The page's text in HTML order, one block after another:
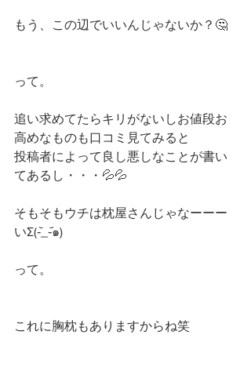
もう、この辺でいいんじゃないか？🤔
って。
追い求めてたらキリがないしお値段お
高めなものも口コミ見てみると
投稿者によって良し悪しなことが書い
てあるし・・・💦💦
そもそもウチは枕屋さんじゃなーーー
いΣ(-᷅_-᷄๑)
って。
これに胸枕もありますからね笑